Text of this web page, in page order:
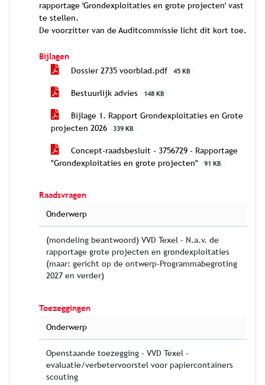
rapportage 'Grondexploitaties en grote projecten' vast
te stellen.
De voorzitter van de Auditcommissie licht dit kort toe.
Bijlagen
Dossier 2735 voorblad.pdf
45 KB
Bestuurlijk advies 148 KB
Bijlage 1. Rapport Grondexploitaties en Grote
projecten 2026
339 KB
Concept-raadsbesluit - 3756729 - Rapportage
"Grondexploitaties en grote projecten"
91 KB
Raadsvragen
Onderwerp
(mondeling beantwoord) VVD Texel - N.a.v. de
rapportage grote projecten en grondexploitaties
(maar: gericht op de ontwerp-Programmabegroting
2027 en verder)
Toezeggingen
Onderwerp
Openstaande toezegging - VVD Texel -
evaluatie/verbetervoorstel voor papiercontainers
scouting